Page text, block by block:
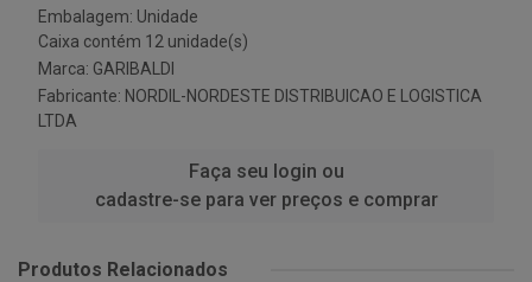
Embalagem: Unidade
Caixa contém 12 unidade(s)
Marca: GARIBALDI
Fabricante: NORDIL-NORDESTE DISTRIBUICAO E LOGISTICA
LTDA
Faça seu login ou
cadastre-se para ver preços e comprar
Produtos Relacionados